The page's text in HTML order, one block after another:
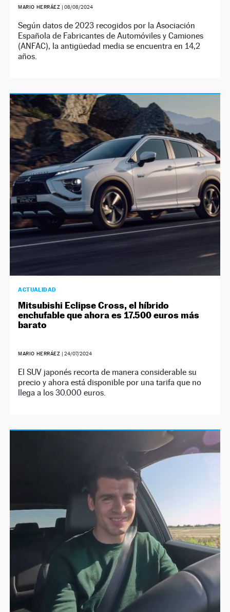
MARIO HERRÁEZ |08/08/2024
Según datos de 2023 recogidos por la Asociación
Española de Fabricantes de Automóviles y Camiones
(ANFAC), la antigüedad media se encuentra en 14,2
años.
ACTUALIDAD
Mitsubishi Eclipse Cross, el híbrido
enchufable que ahora es 17.500 euros más
barato
MARIO HERRÁEZ |24/07/2024
El SUV japonés recorta de manera considerable su
precio y ahora está disponible por una tarifa que no
llega a los 30.000 euros.